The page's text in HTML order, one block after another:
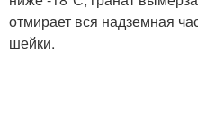
отмирает вся надземная
шейки.